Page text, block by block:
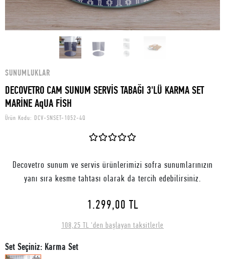
SUNUMLUKLAR
DECOVETRO CAM SUNUM SERVİS TABAĞI 3'LÜ KARMA SET
MARİNE AqUA FİSH
Ürün Kodu: DCV-SNSET-1052-4Q
Decovetro sunum ve servis ürünlerimizi sofra sunumlarınızın
yanı sıra kesme tahtası olarak da tercih edebilirsiniz.
1.299,00 TL
108,25 TL 'den başlayan taksitlerle
Set Seçiniz: Karma Set